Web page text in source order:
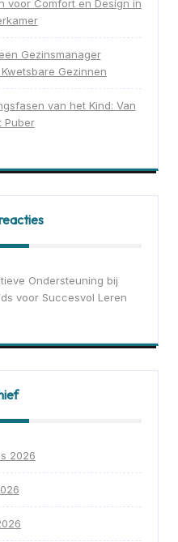
voor Comfort en Design in
Gezinsmanager
Gezinnen
van het Kind: Van
Puber
Ondersteuning bij
voor Succesvol Leren
2026